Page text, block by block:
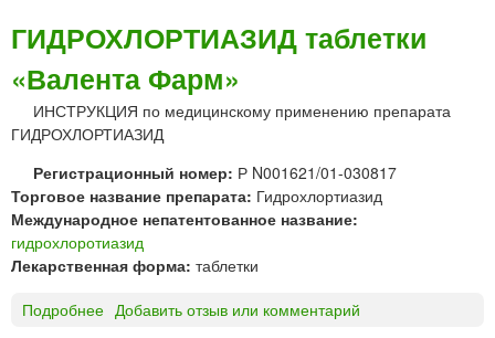
г
о
в
в
е
д
н
я
О
И
А
З
Д
т
а
б
л
И
Н
Е
К
О
Т
К
т
ГИДРОХЛОРТИАЗИД таблетки
«Валента Фарм»
ИНСТРУКЦИЯ по медицинскому применению препарата
ГИДРОХЛОРТИАЗИД
Регистрационный номер: Р N001621/01-030817
Торговое название препарата: Гидрохлортиазид
Международное непатентованное название:
гидрохлоротиазид
Лекарственная форма: таблетки
Подробнее Добавить отзыв или комментарий